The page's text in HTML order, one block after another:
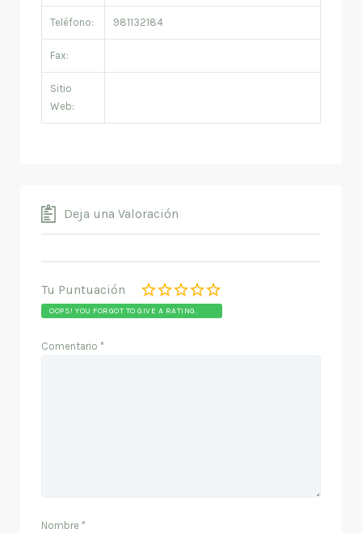
Teléfono: 981132184
Fax:
Sitio
Web:
Deja una Valoración
Tu Puntuación
OOPS! YOU FORGOT TO GIVE A RATING.
Comentario *
Nombre *